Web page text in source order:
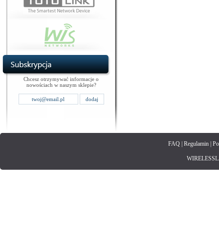
Chcesz otrzymywać informacje o
nowościach w naszym sklepie?
FAQ| Regulamin|